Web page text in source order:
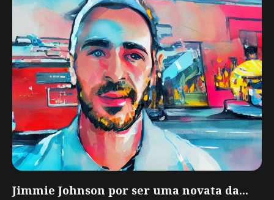
Jimmie Johnson por ser uma novata da...